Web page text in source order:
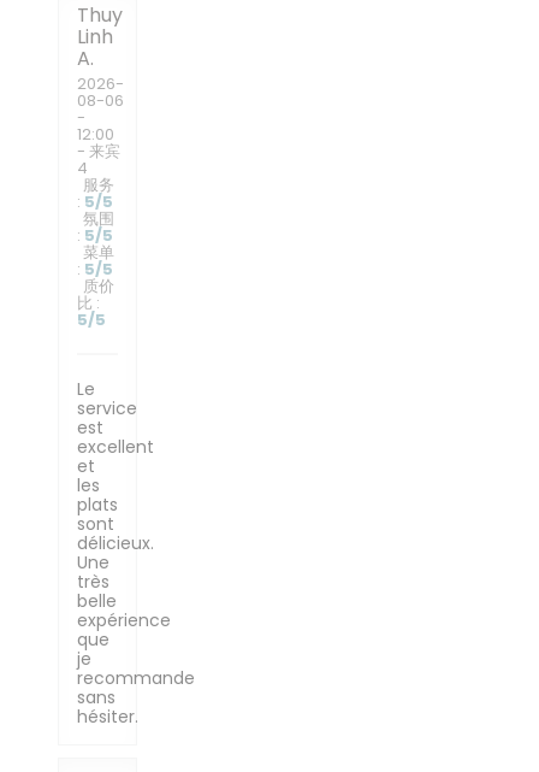
Thuy
Linh
A
2026-
08-06
-
12:00
- 来宾
4
服务
: 5/5
氛围
: 5/5
菜单
: 5/5
质价
比 :
5/5
Le
service
est
excellent
et
les
plats
sont
délicieux.
Une
très
belle
expérience
que
je
recommande
sans
hésiter.